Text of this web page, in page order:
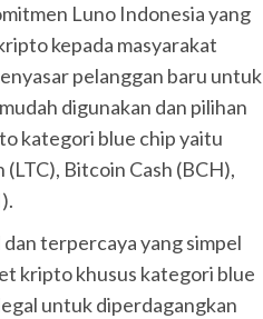
Luno Indonesia yang
kepada masyarakat
pelanggan baru untuk
digunakan dan pilihan
kategori blue chip yaitu
Bitcoin Cash (BCH),
terpercaya yang simpel
kripto khusus kategori blue
untuk diperdagangkan